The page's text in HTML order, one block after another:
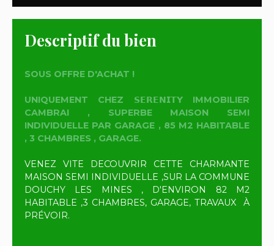
Descriptif du bien
SOUS OFFRE D'ACHAT !
UNIQUEMENT CHEZ 𝗦𝗘𝗥𝗘𝗡𝗜𝗧𝗬 IMMOBILIER
CAMBRAI , SUPERBE MAISON SEMI
INDIVIDUELLE PAR GARAGE , 85 M2 HABITABLE
, 3 CHAMBRES , GARAGE.
VENEZ VITE DECOUVRIR CETTE CHARMANTE
MAISON SEMI INDIVIDUELLE ,SUR LA COMMUNE
DOUCHY LES MINES , D'ENVIRON 82 M2
HABITABLE ,3 CHAMBRES, GARAGE, TRAVAUX À
PRÉVOIR.